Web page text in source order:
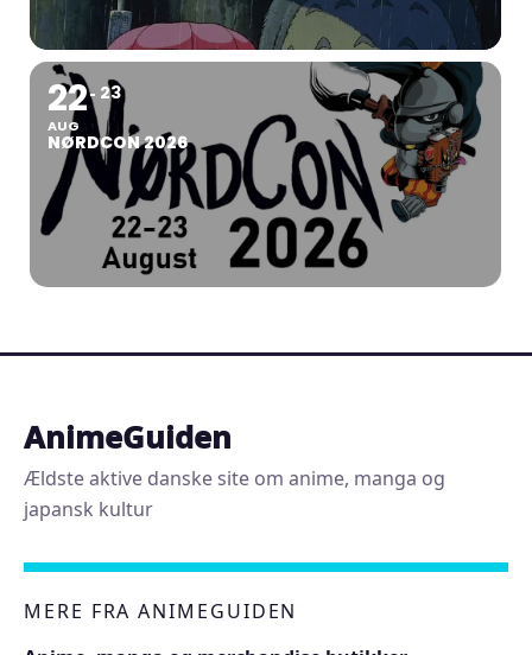
22
AUG
23
NØRDCON 2026
AnimeGuiden
Ældste aktive danske site om anime, manga og
japansk kultur
MERE FRA ANIMEGUIDEN